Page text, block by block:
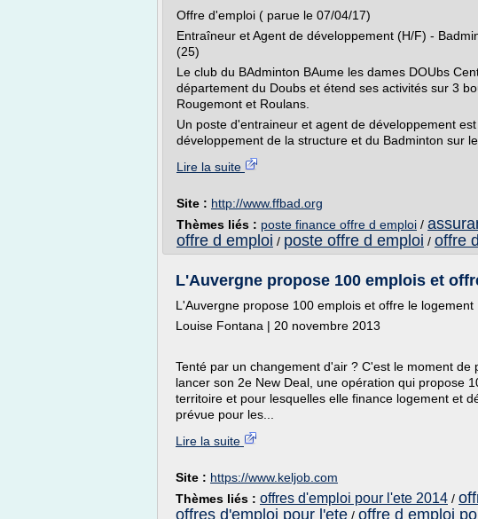
Offre d'emploi ( parue le 07/04/17)
Entraîneur et Agent de développement (H/F) -
(25)
Le club du BAdminton BAume les dames DOUbs
département du Doubs et étend ses activités sur 3
Rougemont et Roulans.
Un poste d'entraineur et agent de développement
développement de la structure et du Badminton sur le
Lire la suite
Site : http://www.ffbad.org
Thèmes liés : poste finance offre d emploi /
offre d emploi / poste offre d emploi / offre
L'Auvergne propose 100 emplois et
L'Auvergne propose 100 emplois et offre le logement
Louise Fontana | 20 novembre 2013
Tenté par un changement d'air ? C'est le moment
lancer son 2e New Deal, une opération qui propose
territoire et pour lesquelles elle finance logement et
prévue pour les...
Lire la suite
Site : https://www.keljob.com
Thèmes liés : offres d'emploi pour l'ete 2014 /
offres d'emploi pour l'ete / offre d emploi